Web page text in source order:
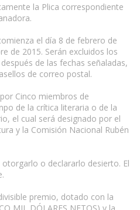
la Plica correspondiente
el día 8 de febrero de
de 2015. Serán excluidos los
de las fechas señaladas,
de correo postal.
Cinco miembros de
de la crítica literaria o de la
el cual será designado por el
y la Comisión Nacional Rubén
o declararlo desierto. El
premio, dotado con la
MIL DÓLARES NETOS) y la